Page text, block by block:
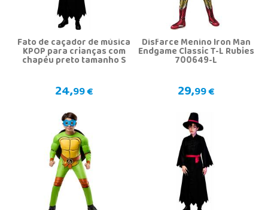
Fato de caçador de música
KPOP para crianças com
chapéu preto tamanho S
24,99 €
Disfarce Menino Iron Man
Endgame Classic T-L Rubies
700649-L
29,99 €